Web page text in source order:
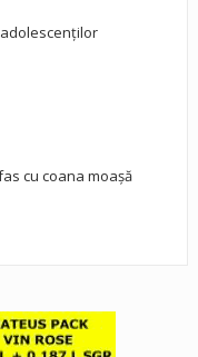
cu coana moașă